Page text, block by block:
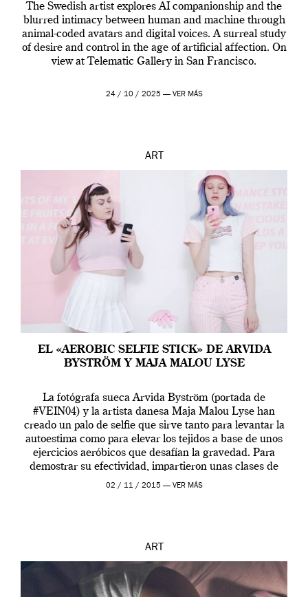
The Swedish artist explores AI companionship and the
blurred intimacy between human and machine through
animal-coded avatars and digital voices. A surreal study
of desire and control in the age of artificial affection. On
view at Telematic Gallery in San Francisco.
24 / 10 / 2025 — VER MÁS
ART
EL «AEROBIC SELFIE STICK» DE ARVIDA
BYSTRÖM Y MAJA MALOU LYSE
La fotógrafa sueca Arvida Byström (portada de
#VEIN04) y la artista danesa Maja Malou Lyse han
creado un palo de selfie que sirve tanto para levantar la
autoestima como para elevar los tejidos a base de unos
ejercicios aeróbicos que desafían la gravedad. Para
demostrar su efectividad, impartieron unas clases de
prueba en el Tate […]
02 / 11 / 2015 — VER MÁS
ART